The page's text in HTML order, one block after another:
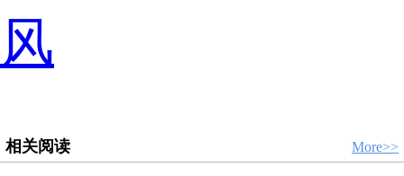
风
相关阅读 More>>